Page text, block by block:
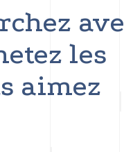
les
aimez